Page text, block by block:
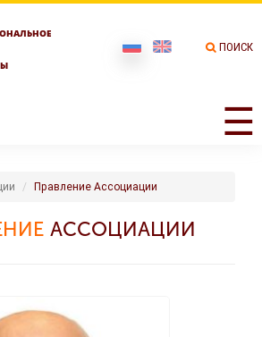
☰
ПОИСК
Правление Ассоциации
АССОЦИАЦИИ